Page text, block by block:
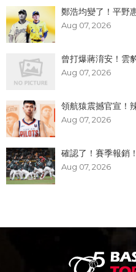
鄭浩均變了！平野
Aug 07, 2026
曾打爆蔣淯安！雲
Aug 07, 2026
領航猿震撼官宣！
Aug 07, 2026
確認了！賽季報銷
Aug 07, 2026